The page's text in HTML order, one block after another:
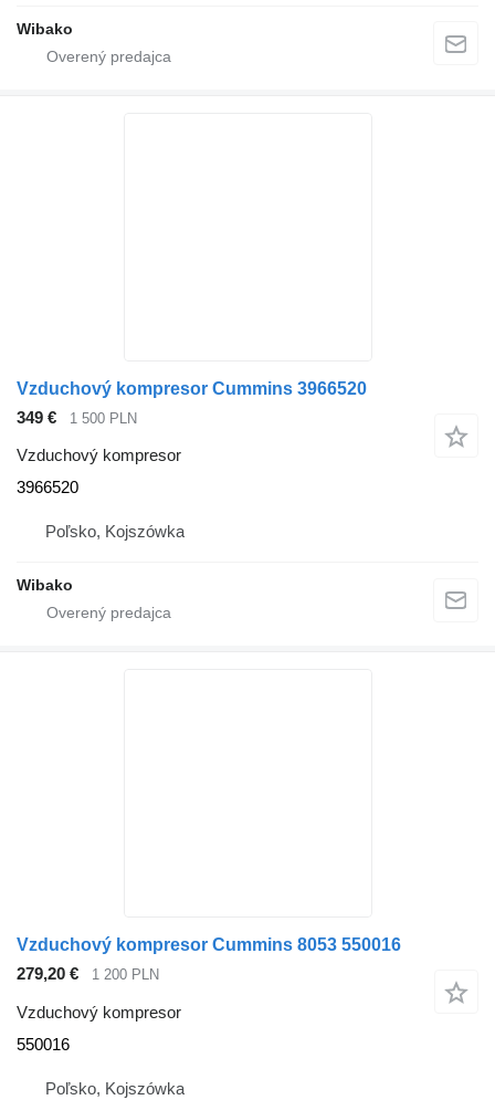
Wibako
Vzduchový kompresor Cummins 3966520
349 €
1 500 PLN
Vzduchový kompresor
3966520
Poľsko, Kojszówka
Wibako
Vzduchový kompresor Cummins 8053 550016
279,20 €
1 200 PLN
Vzduchový kompresor
550016
Poľsko, Kojszówka